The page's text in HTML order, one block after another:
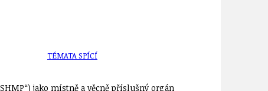
TÉMATA SPÍCÍ
jako místně a věcně příslušný orgán